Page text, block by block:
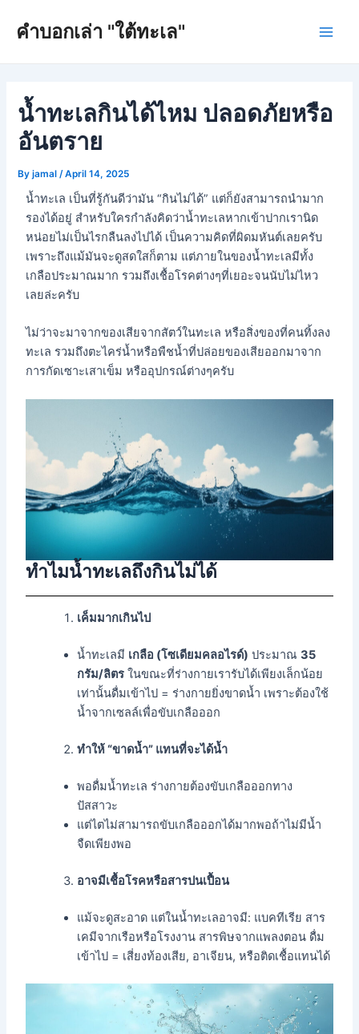
คำบอกเล่า "ใต้ทะเล"
น้ำทะเลกินได้ไหม ปลอดภัยหรือ
อันตราย
Byjamal /April 14, 2025
น้ำทะเล เป็นที่รู้กันดีว่ามัน “กินไม่ได้” แต่ก็ยังสามารถนำมาก
รองได้อยู่ สำหรับใครกำลังคิดว่าน้ำทะเลหากเข้าปากเรานิด
หน่อยไม่เป็นไรกลืนลงไปได้ เป็นความคิดที่ผิดมหันต์เลยครับ
เพราะถึงแม้มันจะดูสดใสก็ตาม แต่ภายในของน้ำทะเลมีทั้ง
เกลือประมาณมาก รวมถึงเชื้อโรคต่างๆที่เยอะจนนับไม่ไหว
เลยล่ะครับ
ไม่ว่าจะมาจากของเสียจากสัตว์ในทะเล หรือสิ่งของที่คนทิ้งลง
ทะเล รวมถึงตะไคร่น้ำหรือพืชน้ำที่ปล่อยของเสียออกมาจาก
การกัดเซาะเสาเข็ม หรืออุปกรณ์ต่างๆครับ
ทำไมน้ำทะเลถึงกินไม่ได้
เค็มมากเกินไป
น้ำทะเลมี เกลือ (โซเดียมคลอไรด์) ประมาณ35
กรัม/ลิตร ในขณะที่ร่างกายเรารับได้เพียงเล็กน้อย
เท่านั้นดื่มเข้าไป = ร่างกายยิ่งขาดน้ำ เพราะต้องใช้
น้ำจากเซลล์เพื่อขับเกลือออก
ทำให้ “ขาดน้ำ” แทนที่จะได้น้ำ
พอดื่มน้ำทะเล ร่างกายต้องขับเกลือออกทาง
ปัสสาวะ
แต่ไตไม่สามารถขับเกลือออกได้มากพอถ้าไม่มีน้ำ
จืดเพียงพอ
อาจมีเชื้อโรคหรือสารปนเปื้อน
แม้จะดูสะอาด แต่ในน้ำทะเลอาจมี: แบคทีเรีย สาร
เคมีจากเรือหรือโรงงาน สารพิษจากแพลงตอน ดื่ม
เข้าไป = เสี่ยงท้องเสีย, อาเจียน, หรือติดเชื้อแทนได้
navigation